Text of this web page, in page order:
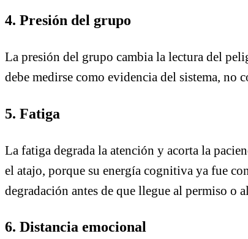
4. Presión del grupo
La presión del grupo cambia la lectura del
debe medirse como evidencia del sistema, no
5. Fatiga
La fatiga degrada la atención y acorta la
el atajo, porque su energía cognitiva ya fue
degradación antes de que llegue al permiso o
6. Distancia emocional